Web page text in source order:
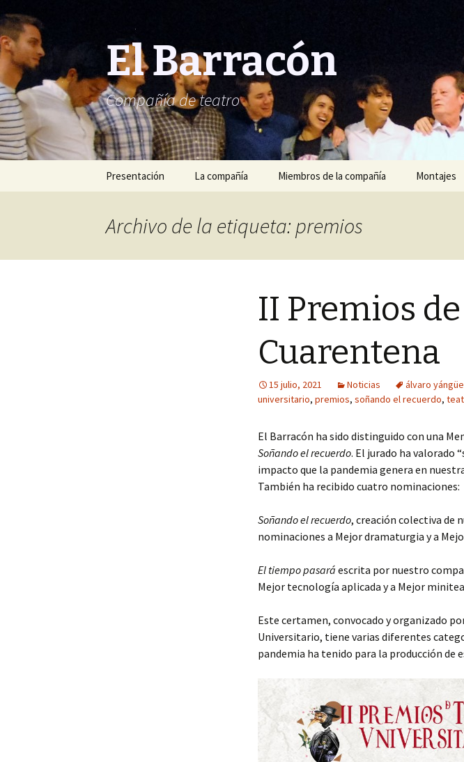
El Barracón
Compañía de teatro
Presentación La compañía Miembros de la compañía Montajes
Archivo de la etiqueta: premios
II Premios
Cuarentena
15 julio, 2021 Noticias álvaro
universitario, premios, soñando el recuerdo,
El Barracón ha sido distinguido con una
Soñando el recuerdo. El jurado ha valorado
impacto que la pandemia genera en
También ha recibido cuatro nominaciones:
Soñando el recuerdo, creación colectiva de
nominaciones a Mejor dramaturgia y a
El tiempo pasará escrita por nuestro
Mejor tecnología aplicada y a Mejor
Este certamen, convocado y organizado
Universitario, tiene varias diferentes
pandemia ha tenido para la producción de